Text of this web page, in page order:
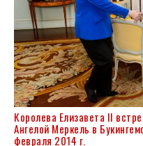
Королева Елизавета II
Ангелой Меркель в
февраля 2014 г.